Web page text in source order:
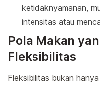
ketidaknyamanan,
intensitas atau
Pola Makan
Fleksibilitas
Fleksibilitas bukan